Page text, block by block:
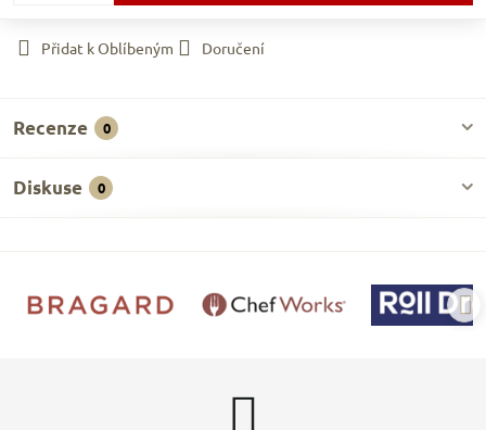
Přidat k Oblíbeným Doručení
Recenze 0
Diskuse 0